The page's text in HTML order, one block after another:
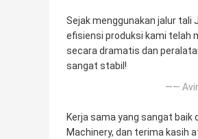
Sejak menggunakan jalur tali
efisiensi produksi kami telah
secara dramatis dan
sangat stabil!
——
Kerja sama yang sangat baik
Machinery, dan terima kasih